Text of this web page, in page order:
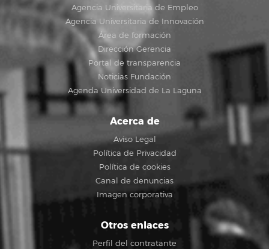
Agencia Universitaria de Empleo
Agencia Universitaria de Innovación
Área de formación
Dirección Gerencia
Portal de transparencia
Noticias Fundación
Agenda Universidad de La Laguna
Acerca de
Aviso Legal
Política de Privacidad
Política de cookies
Canal de denuncias
Imagen corporativa
Otros enlaces
Perfil del contratante